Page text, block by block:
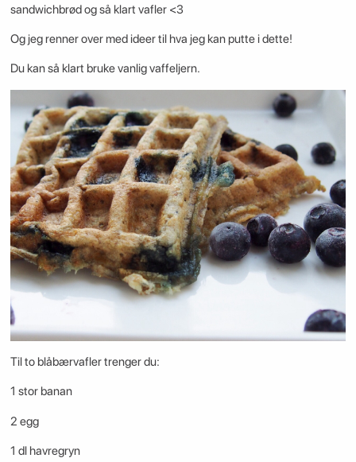
sandwichbrød og så klart vafler <3
Og jeg renner over med ideer til hva jeg kan putte i dette!
Du kan så klart bruke vanlig vaffeljern.
Til to blåbærvafler trenger du:
1 stor banan
2 egg
1 dl havregryn